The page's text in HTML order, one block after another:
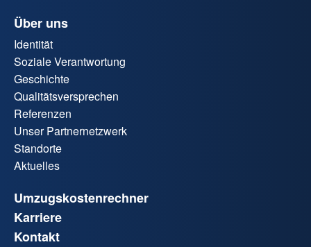
Über uns
Identität
Soziale Verantwortung
Geschichte
Qualitätsversprechen
Referenzen
Unser Partnernetzwerk
Standorte
Aktuelles
Umzugskostenrechner
Karriere
Kontakt